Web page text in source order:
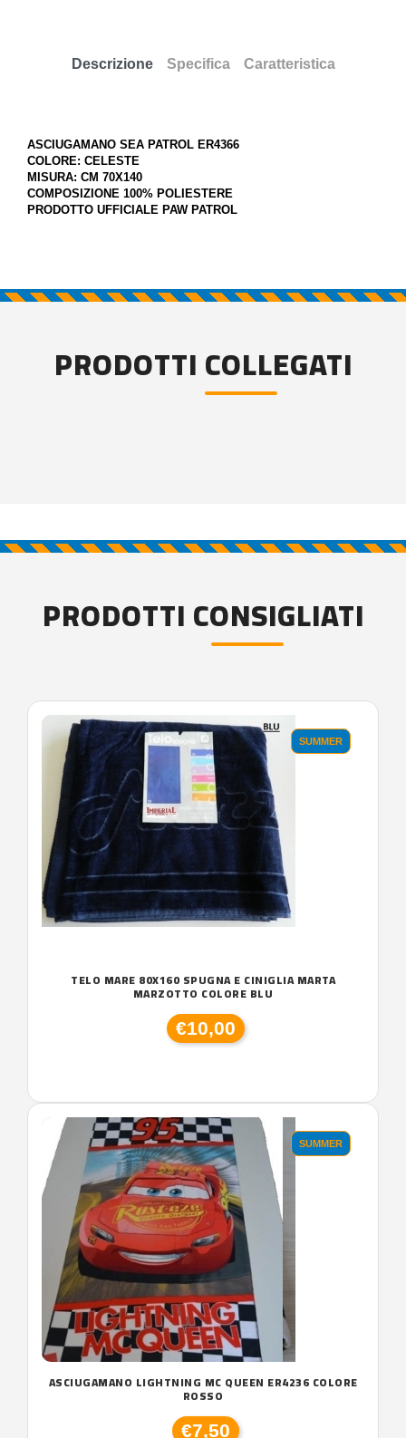
Descrizione Specifica Caratteristica
ASCIUGAMANO SEA PATROL ER4366
COLORE: CELESTE
MISURA: CM 70X140
COMPOSIZIONE 100% POLIESTERE
PRODOTTO UFFICIALE PAW PATROL
PRODOTTI COLLEGATI
PRODOTTI CONSIGLIATI
SUMMER
TELO MARE 80X160 SPUGNA E CINIGLIA MARTA
MARZOTTO COLORE BLU
€10,00
SUMMER
ASCIUGAMANO LIGHTNING MC QUEEN ER4236 COLORE
ROSSO
€7,50